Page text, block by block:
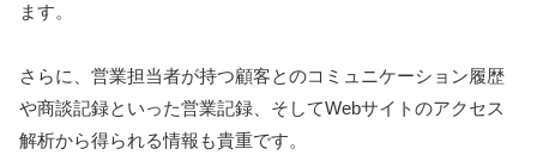
ます。
さらに、営業担当者が持つ顧客とのコミュニケーション履歴
や商談記録といった営業記録、そしてWebサイトのアクセス
解析から得られる情報も貴重です。